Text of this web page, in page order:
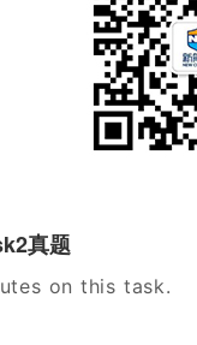
真题
on this task.